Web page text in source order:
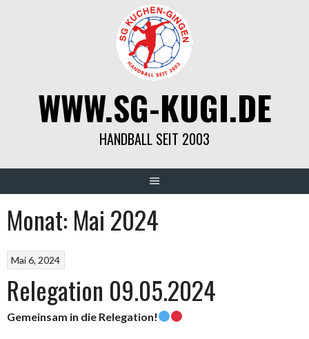
WWW.SG-KUGI.DE
HANDBALL SEIT 2003
Monat: Mai 2024
Mai 6, 2024
Relegation 09.05.2024
Gemeinsam in die Relegation!